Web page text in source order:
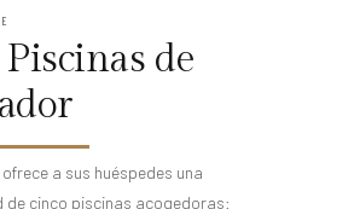
de
a sus huéspedes una
de cinco piscinas acogedoras: